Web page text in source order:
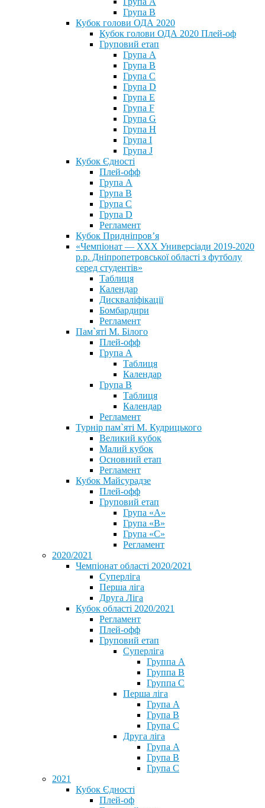
Група В
Кубок голови ОДА 2020
Кубок голови ОДА 2020 Плей-оф
Груповий етап
Група A
Група B
Група C
Група D
Група E
Група F
Група G
Група H
Група I
Група J
Кубок Єдності
Плей-офф
Група А
Група В
Група С
Група D
Регламент
Кубок Придніпров’я
«Чемпіонат — ХХХ Универсіади 2019-2020
р.р. Дніпропетровської області з футболу
серед студентів»
Таблиця
Календар
Дискваліфікації
Бомбардири
Регламент
Пам`яті М. Білого
Плей-офф
Група А
Таблиця
Календар
Група В
Таблиця
Календар
Регламент
Турнір пам`яті М. Кудрицького
Великий кубок
Малий кубок
Основний етап
Регламент
Кубок Майсурадзе
Плей-офф
Груповий етап
Група «А»
Група «B»
Група «C»
Регламент
2020/2021
Чемпіонат області 2020/2021
Суперліга
Перша ліга
Друга Ліга
Кубок області 2020/2021
Регламент
Плей-офф
Груповий етап
Суперліга
Группа A
Группа B
Группа C
Перша ліга
Група A
Група B
Група C
Друга ліга
Група A
Група B
Група C
2021
Кубок Єдності
Плей-оф